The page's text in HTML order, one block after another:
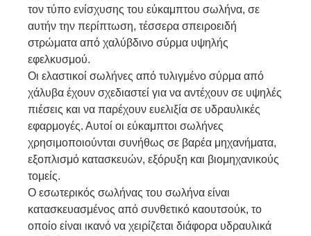
τον τύπο ενίσχυσης του εύκαμπτου σωλήνα, σε
αυτήν την περίπτωση, τέσσερα σπειροειδή
στρώματα από χαλύβδινο σύρμα υψηλής
εφελκυσμού.
Οι ελαστικοί σωλήνες από τυλιγμένο σύρμα από
χάλυβα έχουν σχεδιαστεί για να αντέχουν σε υψηλές
πιέσεις και να παρέχουν ευελιξία σε υδραυλικές
εφαρμογές. Αυτοί οι εύκαμπτοι σωλήνες
χρησιμοποιούνται συνήθως σε βαρέα μηχανήματα,
εξοπλισμό κατασκευών, εξόρυξη και βιομηχανικούς
τομείς.
Ο εσωτερικός σωλήνας του σωλήνα είναι
κατασκευασμένος από συνθετικό καουτσούκ, το
οποίο είναι ικανό να χειρίζεται διάφορα υδραυλικά